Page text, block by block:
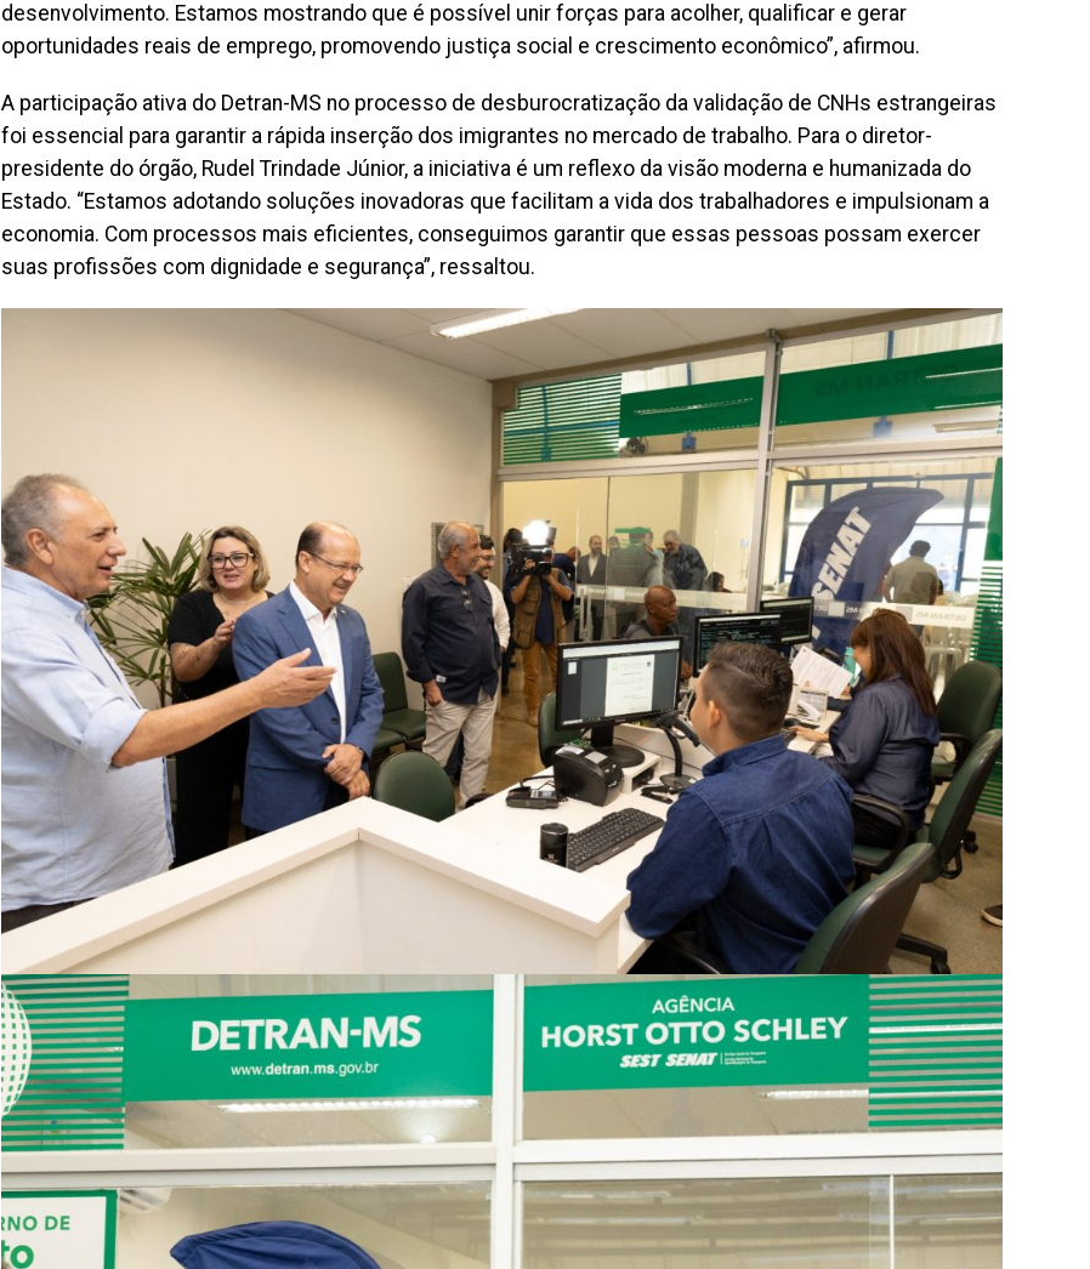
desenvolvimento. Estamos mostrando que é possível unir forças para acolher, qualificar e gerar
oportunidades reais de emprego, promovendo justiça social e crescimento econômico”, afirmou.
A participação ativa do Detran-MS no processo de desburocratização da validação de CNHs estrangeiras
foi essencial para garantir a rápida inserção dos imigrantes no mercado de trabalho. Para o diretor-
presidente do órgão, Rudel Trindade Júnior, a iniciativa é um reflexo da visão moderna e humanizada do
Estado. “Estamos adotando soluções inovadoras que facilitam a vida dos trabalhadores e impulsionam a
economia. Com processos mais eficientes, conseguimos garantir que essas pessoas possam exercer
suas profissões com dignidade e segurança”, ressaltou.